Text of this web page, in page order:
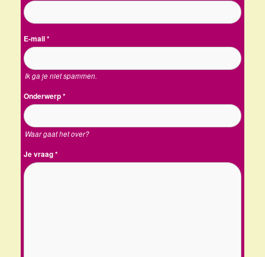
E-mail*
Ik ga je niet spammen.
Onderwerp*
Waar gaat het over?
Je vraag*